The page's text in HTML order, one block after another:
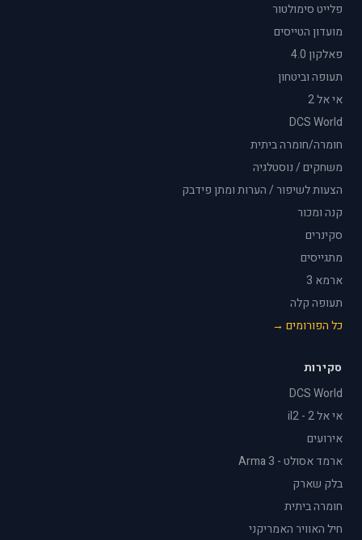
פלייט סימולטור
מועדון הטייסים
פאלקון 4.0
תעופה וביטחון
אי אל 2
DCS World
חומרה/חומרה ביתית
משחקים / נוסטלגיה
הצעות לשיפור / הערות ומתן פידבק
קנה ומכור
סקינרים
מתגייסים
ארמא 3
תעופה קלה
כל הפורומים →
סקירות
DCS World
אי אל 2 - il2
אירועים
ארמד אסולט - Arma 3
בלק שארק
חומרה ביתית
חיל האוויר האמריקני